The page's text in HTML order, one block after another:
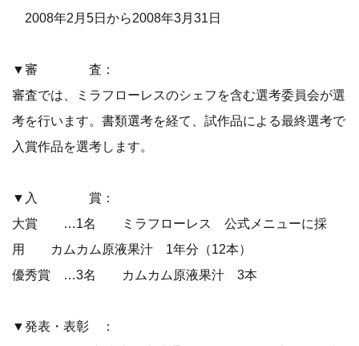
2008年2月5日から2008年3月31日
▼審 査：
審査では、ミラフローレスのシェフを含む選考委員会が選
考を行います。書類選考を経て、試作品による最終選考で
入賞作品を選考します。
▼入 賞：
大賞 …1名 ミラフローレス 公式メニューに採
用 カムカム原液果汁 1年分（12本）
優秀賞 …3名 カムカム原液果汁 3本
▼発表・表彰 ：